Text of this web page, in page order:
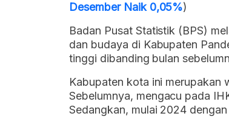
Desember Naik 0,05%)
Badan Pusat Statistik (BPS)
dan budaya di Kabupaten
tinggi dibanding bulan
Kabupaten kota ini merupakan
Sebelumnya, mengacu pada
Sedangkan, mulai 2024